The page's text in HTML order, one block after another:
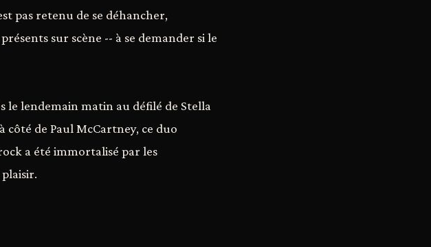
pas retenu de se déhancher,
sur scène -- à se demander si le
le lendemain matin au défilé de Stella
côté de Paul McCartney, ce duo
a été immortalisé par les